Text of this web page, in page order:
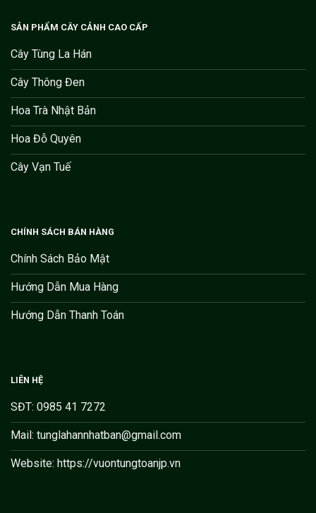
SẢN PHẨM CÂY CẢNH CAO CẤP
Cây Tùng La Hán
Cây Thông Đen
Hoa Trà Nhật Bản
Hoa Đỗ Quyên
Cây Vạn Tuế
CHÍNH SÁCH BÁN HÀNG
Chính Sách Bảo Mật
Hướng Dẫn Mua Hàng
Hướng Dẫn Thanh Toán
LIÊN HỆ
SĐT: 0985 41 7272
Mail: tunglahannhatban@gmail.com
Website: https://vuontungtoanjp.vn